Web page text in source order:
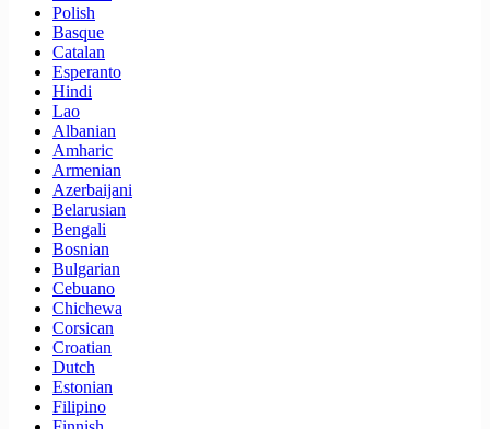
Polish
Basque
Catalan
Esperanto
Hindi
Lao
Albanian
Amharic
Armenian
Azerbaijani
Belarusian
Bengali
Bosnian
Bulgarian
Cebuano
Chichewa
Corsican
Croatian
Dutch
Estonian
Filipino